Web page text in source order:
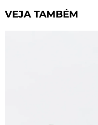
VEJA TAMBÉM